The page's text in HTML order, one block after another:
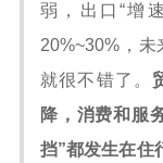
弱，出口“增
20%~30%，
就很不错了。
降，消费和服
挡”都发生在住